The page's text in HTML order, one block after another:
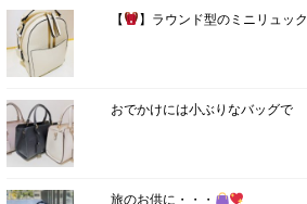
【 】ラウンド型のミニリュック
おでかけには小ぶりなバッグで
旅のお供に・・・